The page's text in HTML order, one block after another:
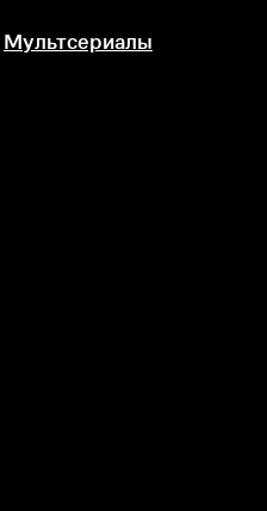
Мультсериалы